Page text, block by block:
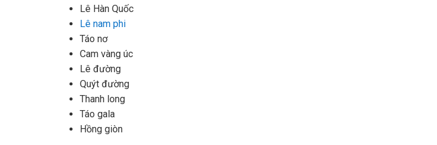
Lê Hàn Quốc
Lê nam phi
Táo nơ
Cam vàng úc
Lê đường
Quýt đường
Thanh long
Táo gala
Hồng giòn